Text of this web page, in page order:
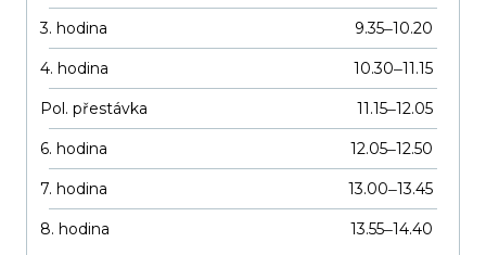
3. hodina 9.35–10.20
4. hodina 10.30–11.15
Pol. přestávka 11.15–12.05
6. hodina 12.05–12.50
7. hodina 13.00–13.45
8. hodina 13.55–14.40